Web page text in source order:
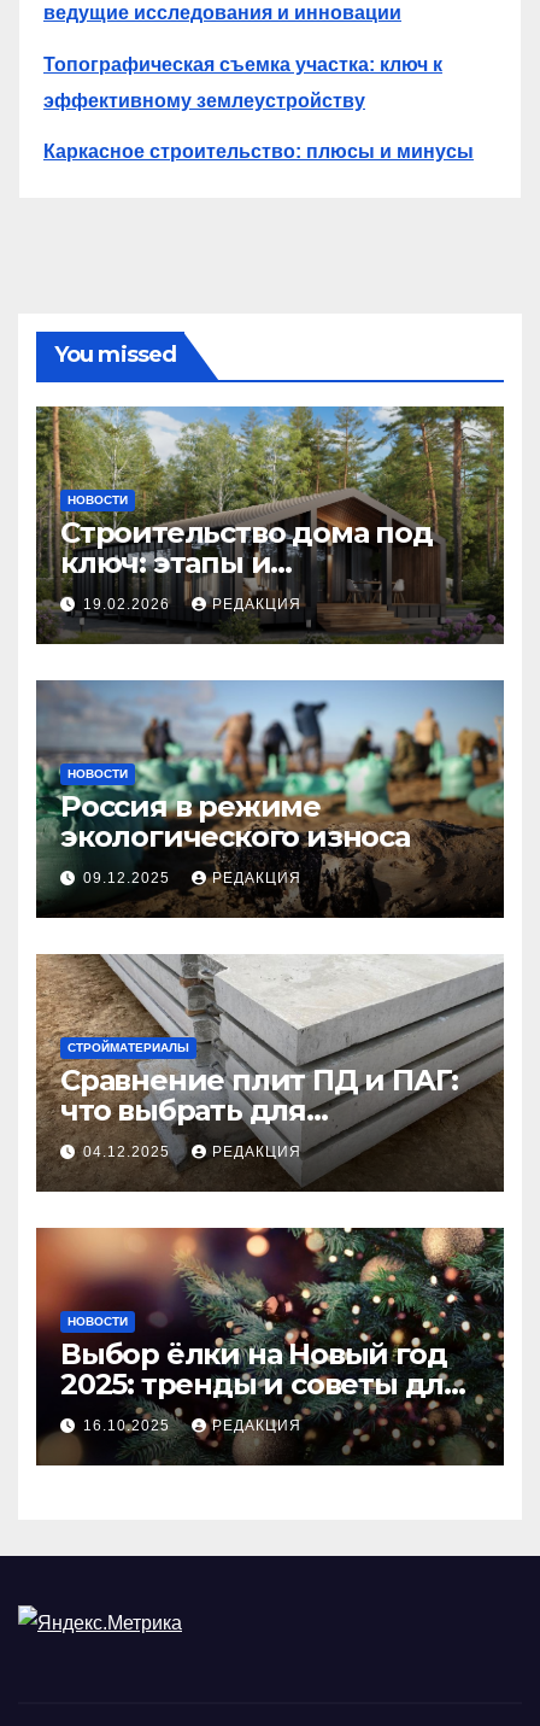
ведущие исследования и инновации
Топографическая съемка участка: ключ к
эффективному землеустройству
Каркасное строительство: плюсы и минусы
You missed
НОВОСТИ
Строительство дома под
ключ: этапы и
планирование бюджета
19.02.2026 РЕДАКЦИЯ
НОВОСТИ
Россия в режиме
экологического износа
09.12.2025 РЕДАКЦИЯ
СТРОЙМАТЕРИАЛЫ
Сравнение плит ПД и ПАГ:
что выбрать для
долговечного и прочного
покрытия
04.12.2025 РЕДАКЦИЯ
НОВОСТИ
Выбор ёлки на Новый год
2025: тренды и советы для
идеального праздника
16.10.2025 РЕДАКЦИЯ